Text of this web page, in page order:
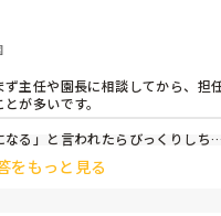
ず主任や園長に相談してから、担
が多いです。
る」と言われたらびっくりしちゃ
んな様子があって〜」と事実をやわ
ています。
をもっと見る